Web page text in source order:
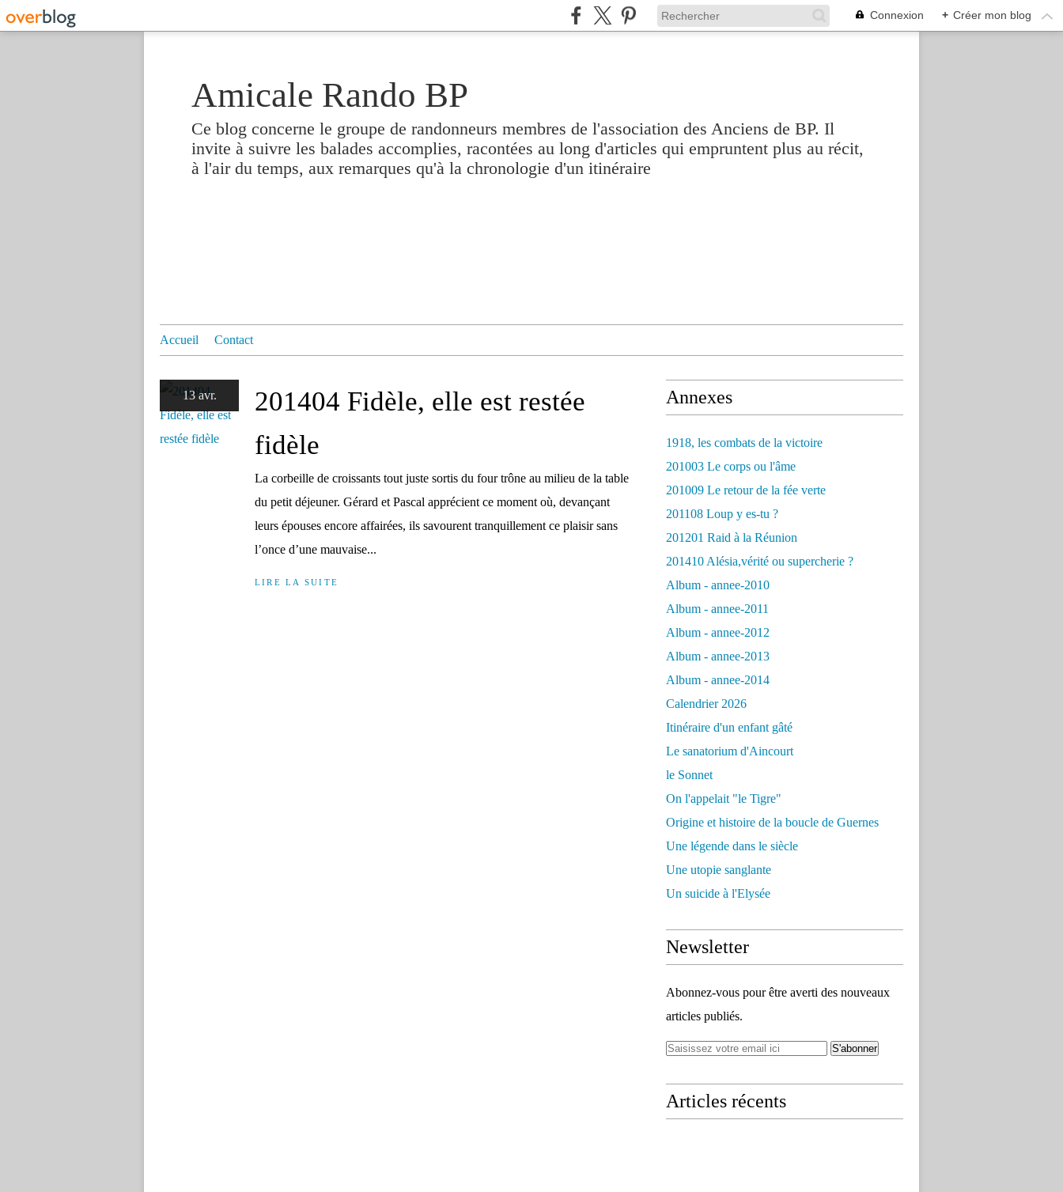
Connexion + Créer mon blog
Amicale Rando BP
Ce blog concerne le groupe de randonneurs membres de l'association des Anciens de BP. Il
invite à suivre les balades accomplies, racontées au long d'articles qui empruntent plus au récit,
à l'air du temps, aux remarques qu'à la chronologie d'un itinéraire
Accueil Contact
13 avr.
201404 Fidèle, elle est restée
fidèle
La corbeille de croissants tout juste sortis du four trône au milieu de la table
du petit déjeuner. Gérard et Pascal apprécient ce moment où, devançant
leurs épouses encore affairées, ils savourent tranquillement ce plaisir sans
l’once d’une mauvaise...
LIRE LA SUITE
Annexes
1918, les combats de la victoire
201003 Le corps ou l'âme
201009 Le retour de la fée verte
201108 Loup y es-tu ?
201201 Raid à la Réunion
201410 Alésia,vérité ou supercherie ?
Album - annee-2010
Album - annee-2011
Album - annee-2012
Album - annee-2013
Album - annee-2014
Calendrier 2026
Itinéraire d'un enfant gâté
Le sanatorium d'Aincourt
le Sonnet
On l'appelait "le Tigre"
Origine et histoire de la boucle de Guernes
Une légende dans le siècle
Une utopie sanglante
Un suicide à l'Elysée
Newsletter
Abonnez-vous pour être averti des nouveaux
articles publiés.
Articles récents